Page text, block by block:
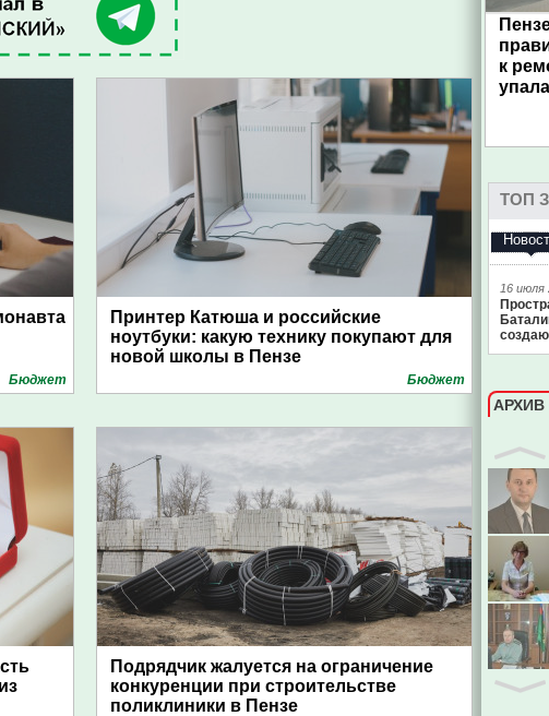
Бюджет
Принтер Катюша и российские
ноутбуки: какую технику покупают для
новой школы в Пензе
Бюджет
Подрядчик жалуется на ограничение
конкуренции при строительстве
поликлиники в Пензе
к
ТОП
16 июля